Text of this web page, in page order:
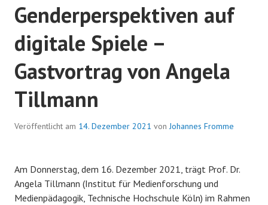
Genderperspektiven auf
digitale Spiele –
Gastvortrag von Angela
Tillmann
Veröffentlicht am 14. Dezember 2021 vonJohannes Fromme
Am Donnerstag, dem 16. Dezember 2021, trägt Prof. Dr.
Angela Tillmann (Institut für Medienforschung und
Medienpädagogik, Technische Hochschule Köln) im Rahmen